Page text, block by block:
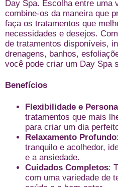
Day Spa. Escolha entre uma
combine-os da maneira que
faça os tratamentos que
necessidades e desejos.
de tratamentos disponíveis,
drenagens, banhos,
você pode criar um Day Spa
Benefícios
Flexibilidade e
tratamentos que mais
para criar um dia
Relaxamento Profundo
tranquilo e acolhedor,
e a ansiedade.
Cuidados Completos:
com uma variedade de